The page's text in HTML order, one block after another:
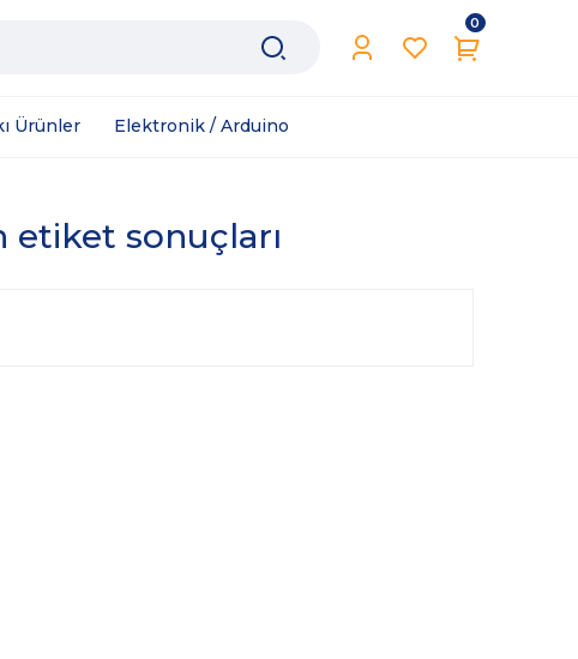
0
Ürünler Elektronik / Arduino
etiket sonuçları